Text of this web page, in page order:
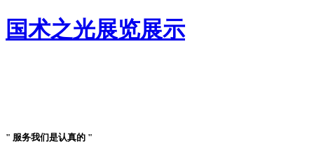
国术之光展览展示
" 服务我们是认真的 "